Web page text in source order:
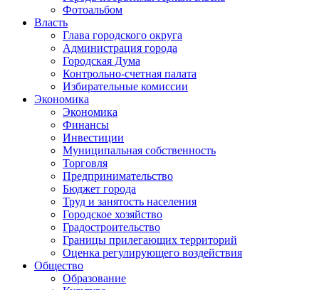
Фотоальбом
Власть
Глава городского округа
Администрация города
Городская Дума
Контрольно-счетная палата
Избирательные комиссии
Экономика
Экономика
Финансы
Инвестиции
Муниципальная собственность
Торговля
Предпринимательство
Бюджет города
Труд и занятость населения
Городское хозяйство
Градостроительство
Границы прилегающих территорий
Оценка регулирующего воздействия
Общество
Образование